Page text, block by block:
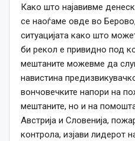
Како што најавивме
се наоѓаме овде во
ситуацијата како што
би рекол е привидно под
мештаните можевме да
навистина
вончовечките напори на
мештаните, но и на
Австрија и Словенија,
контрола, изјави